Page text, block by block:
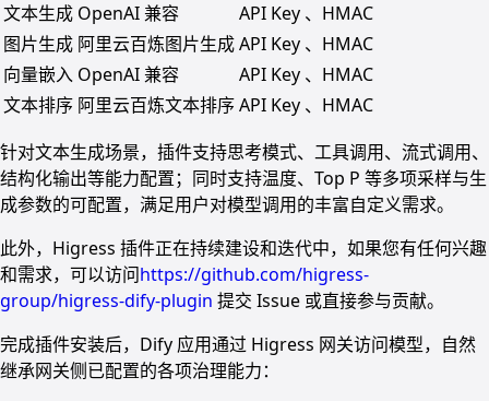
文本生成 OpenAI 兼容
API Key 、HMAC
图片生成 阿里云百炼图片生成API Key 、HMAC
向量嵌入 OpenAI 兼容
API Key 、HMAC
文本排序 阿里云百炼文本排序API Key 、HMAC
针对文本生成场景，插件支持思考模式、工具调用、流式调用、
结构化输出等能力配置；同时支持温度、Top P 等多项采样与生
成参数的可配置，满足用户对模型调用的丰富自定义需求。
此外，Higress 插件正在持续建设和迭代中，如果您有任何兴趣
和需求，可以访问https://github.com/higress-
group/higress-dify-plugin 提交 Issue 或直接参与贡献。
完成插件安装后，Dify 应用通过 Higress 网关访问模型，自然
继承网关侧已配置的各项治理能力：